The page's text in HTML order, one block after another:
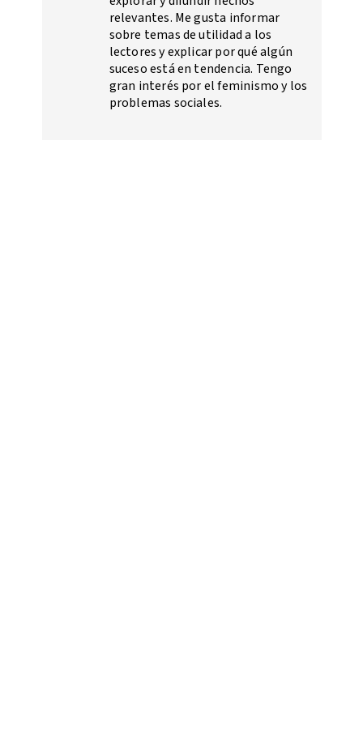
relevantes. Me gusta informar
sobre temas de utilidad a los
lectores y explicar por qué algún
suceso está en tendencia. Tengo
gran interés por el feminismo y los
problemas sociales.